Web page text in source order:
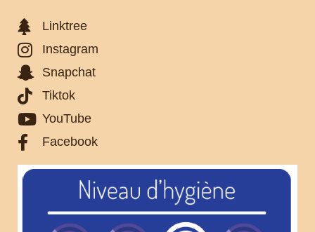
Linktree
Instagram
Snapchat
Tiktok
YouTube
Facebook